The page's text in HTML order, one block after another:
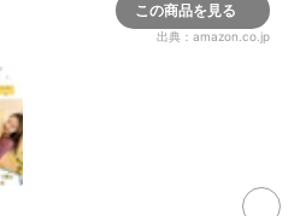
この商品を見る
出典： amazon.co.jp